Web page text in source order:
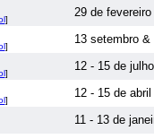
]
29 de
]
13 setembro &
]
12 - 15 de
]
12 - 15 de
11 - 13 de